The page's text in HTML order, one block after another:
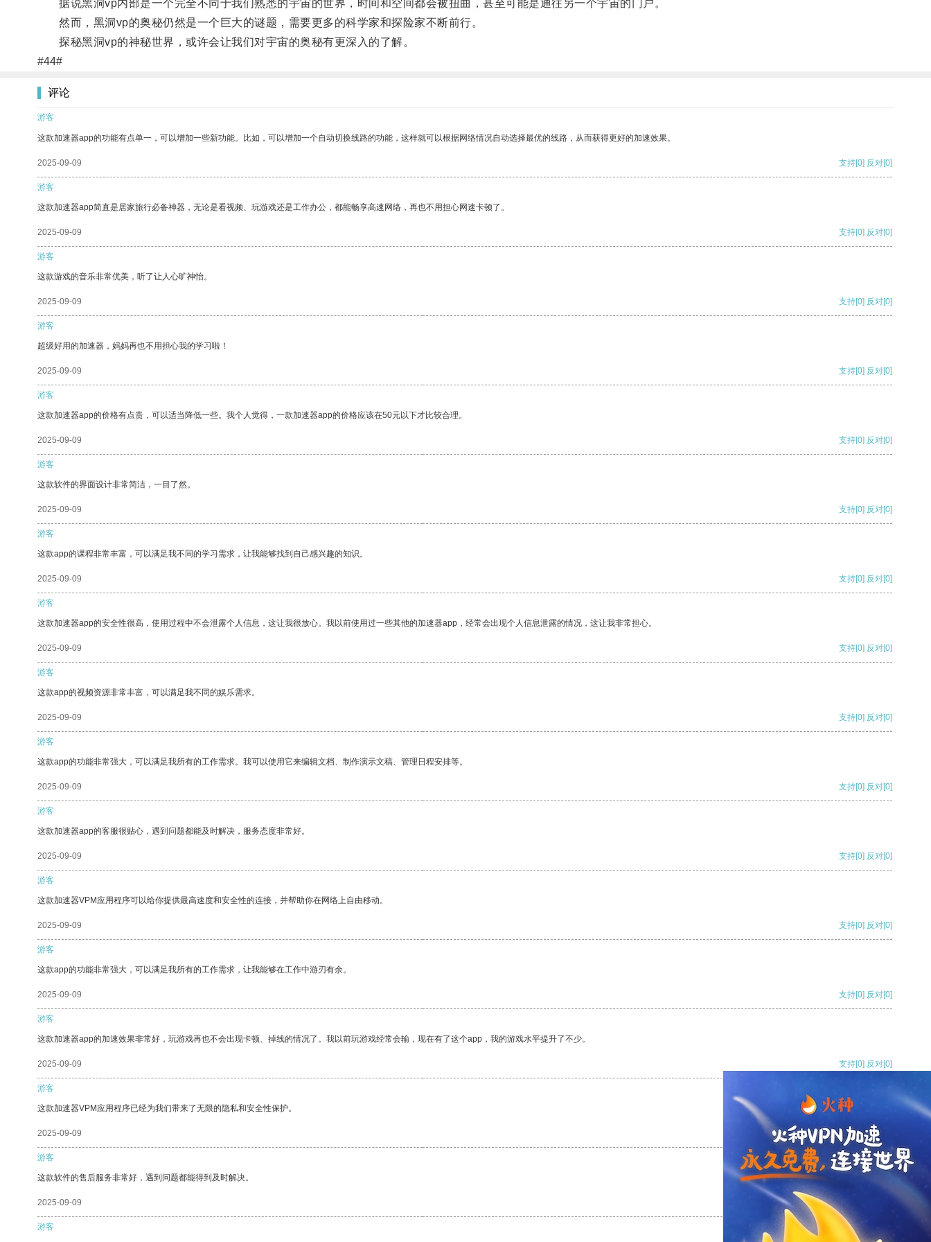
据说黑洞vp内部是一个完全不同于我们熟悉的宇宙的世界，时间和空间都会被扭曲，甚至可能是通往另一个宇宙的门户。
然而，黑洞vp的奥秘仍然是一个巨大的谜题，需要更多的科学家和探险家不断前行。
探秘黑洞vp的神秘世界，或许会让我们对宇宙的奥秘有更深入的了解。
#44#
评论
游客
这款加速器app的功能有点单一，可以增加一些新功能。比如，可以增加一个自动切换线路的功能，这样就可以根据网络情况自动选择最优的线路，从而获得更好的加速效果。
2025-09-09 支持[0] 反对[0]
游客
这款加速器app简直是居家旅行必备神器，无论是看视频、玩游戏还是工作办公，都能畅享高速网络，再也不用担心网速卡顿了。
2025-09-09 支持[0] 反对[0]
游客
这款游戏的音乐非常优美，听了让人心旷神怡。
2025-09-09 支持[0] 反对[0]
游客
超级好用的加速器，妈妈再也不用担心我的学习啦！
2025-09-09 支持[0] 反对[0]
游客
这款加速器app的价格有点贵，可以适当降低一些。我个人觉得，一款加速器app的价格应该在50元以下才比较合理。
2025-09-09 支持[0] 反对[0]
游客
这款软件的界面设计非常简洁，一目了然。
2025-09-09 支持[0] 反对[0]
游客
这款app的课程非常丰富，可以满足我不同的学习需求，让我能够找到自己感兴趣的知识。
2025-09-09 支持[0] 反对[0]
游客
这款加速器app的安全性很高，使用过程中不会泄露个人信息，这让我很放心。我以前使用过一些其他的加速器app，经常会出现个人信息泄露的情况，这让我非常担心。
2025-09-09 支持[0] 反对[0]
游客
这款app的视频资源非常丰富，可以满足我不同的娱乐需求。
2025-09-09 支持[0] 反对[0]
游客
这款app的功能非常强大，可以满足我所有的工作需求。我可以使用它来编辑文档、制作演示文稿、管理日程安排等。
2025-09-09 支持[0] 反对[0]
游客
这款加速器app的客服很贴心，遇到问题都能及时解决，服务态度非常好。
2025-09-09 支持[0] 反对[0]
游客
这款加速器VPM应用程序可以给你提供最高速度和安全性的连接，并帮助你在网络上自由移动。
2025-09-09 支持[0] 反对[0]
游客
这款app的功能非常强大，可以满足我所有的工作需求，让我能够在工作中游刃有余。
2025-09-09 支持[0] 反对[0]
游客
这款加速器app的加速效果非常好，玩游戏再也不会出现卡顿、掉线的情况了。我以前玩游戏经常会输，现在有了这个app，我的游戏水平提升了不少。
2025-09-09 支持[0] 反对[0]
游客
这款加速器VPM应用程序已经为我们带来了无限的隐私和安全性保护。
2025-09-09 支持[0] 反对
游客
这款软件的售后服务非常好，遇到问题都能得到及时解决。
2025-09-09 支持
游客